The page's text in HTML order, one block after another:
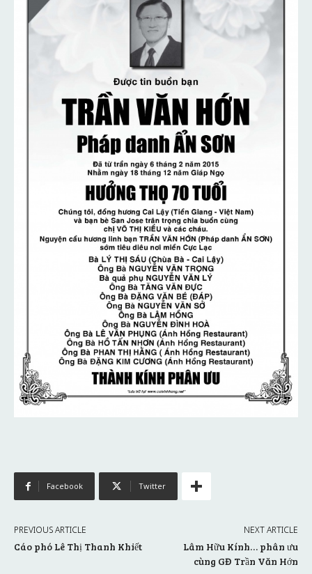
Facebook Twitter
PREVIOUS ARTICLE
Cáo phó Lê Thị Thanh Khiết
NEXT ARTICLE
Lâm Hữu Kính… phân ưu
cùng GĐ Trần Văn Hớn